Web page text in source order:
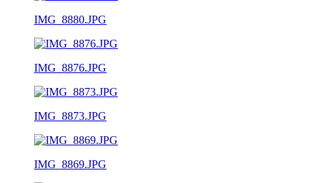
IMG_8880.JPG
IMG_8876.JPG
IMG_8873.JPG
IMG_8869.JPG